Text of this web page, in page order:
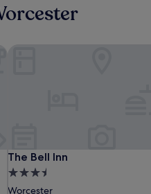
King Inns
King Inns
The Bell Inn
The Bell Inn
3.5-
Sterne-
Worcester